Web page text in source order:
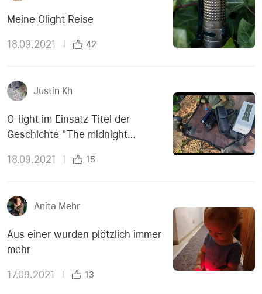
Meine Olight Reise
18.09.2021 42
Justin Kh
O-light im Einsatz Titel der
Geschichte "The midnight
18.09.2021 15
Anita Mehr
Aus einer wurden plötzlich immer
mehr
17.09.2021 13